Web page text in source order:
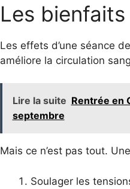
Les bienfaits
Les effets d’une séance
améliore la circulation
Lire la suite Rentrée en
septembre
Mais ce n’est pas tout.
Soulager les